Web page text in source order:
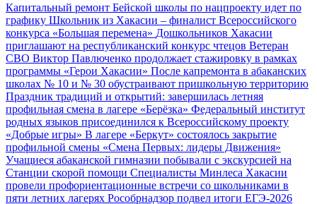
Капитальный ремонт Бейской школы по нацпроекту идет по
графику Школьник из Хакасии – финалист Всероссийского
конкурса «Большая перемена» Дошкольников Хакасии
приглашают на республиканский конкурс чтецов Ветеран
СВО Виктор Павлюченко продолжает стажировку в рамках
программы «Герои Хакасии» После капремонта в абаканских
школах № 10 и № 30 обустраивают пришкольную территорию
Праздник традиций и открытий: завершилась летняя
профильная смена в лагере «Берёзка» Федеральный институт
родных языков присоединился к Всероссийскому проекту
«Добрые игры» В лагере «Беркут» состоялось закрытие
профильной смены «Смена Первых: лидеры Движения»
Учащиеся абаканской гимназии побывали с экскурсией на
Станции скорой помощи Специалисты Минлеса Хакасии
провели профориентационные встречи со школьниками в
пяти летних лагерях Рособрнадзор подвел итоги ЕГЭ‑2026